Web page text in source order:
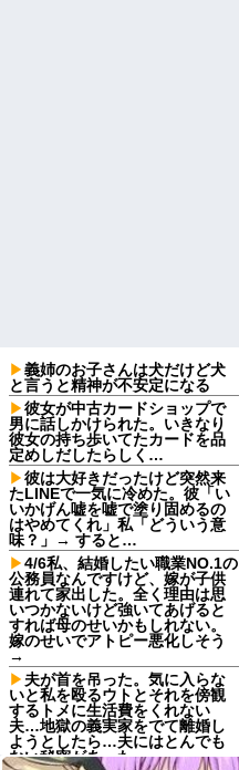
義姉のお子さんは犬だけど犬
と言うと精神が不安定になる
彼女が中古カードショップで
男に話しかけられた。いきなり
彼女の持ち歩いてたカードを品
定めしだしたらしく…
彼は大好きだったけど突然来
たLINEで一気に冷めた。彼「い
いかげん嘘を嘘で塗り固めるの
はやめてくれ」私「どういう意
味？」→ すると…
4/6私、結婚したい職業NO.1の
公務員なんですけど、嫁が子供
連れて家出した。全く理由は思
いつかないけど強いてあげると
すれば母のせいかもしれない。
嫁のせいでアトピー悪化しそう
→
夫が首を吊った。気に入らな
いと私を殴るウトとそれを傍観
するトメに生活費をくれない
夫…地獄の義実家をでて離婚し
ようとしたら…夫にはとんでも
ない秘密があった